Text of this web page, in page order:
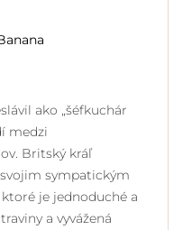
ako „šéfkuchár
medzi
Britský kráľ
sympatickým
je jednoduché a
a vyvážená